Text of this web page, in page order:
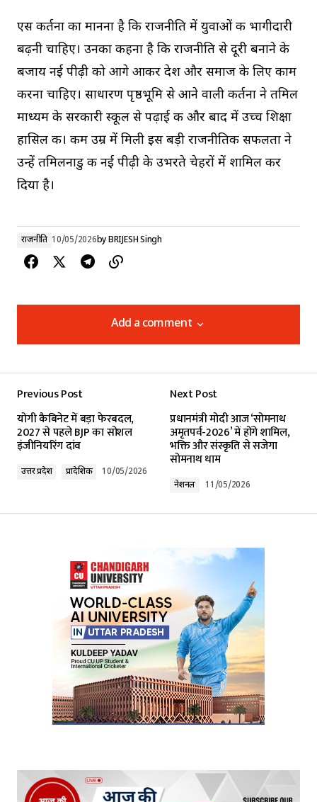
एस कीर्तना का मानना है कि राजनीति में युवाओं की भागीदारी
बढ़नी चाहिए। उनका कहना है कि राजनीति से दूरी बनाने के
बजाय नई पीढ़ी को आगे आकर देश और समाज के लिए काम
करना चाहिए। साधारण पृष्ठभूमि से आने वाली कीर्तना ने तमिल
माध्यम के सरकारी स्कूल से पढ़ाई की और बाद में उच्च शिक्षा
हासिल की। कम उम्र में मिली इस बड़ी राजनीतिक सफलता ने
उन्हें तमिलनाडु की नई पीढ़ी के उभरते चेहरों में शामिल कर
दिया है।
राजनीति 10/05/2026byBRIJESH Singh
Add a comment
Add a comment
Required fields are marked*
Your E-mail*
Submit Comment
Previous Post
योगी कैबिनेट में बड़ा फेरबदल,
2027 से पहले BJP का सोशल
इंजीनियरिंग दांव
उत्तर प्रदेश प्रादेशिक 10/05/2026
Next Post
प्रधानमंत्री मोदी आज ‘सोमनाथ
अमृतपर्व-2026’ में होंगे शामिल,
भक्ति और संस्कृति से सजेगा
सोमनाथ धाम
नेशनल 11/05/2026